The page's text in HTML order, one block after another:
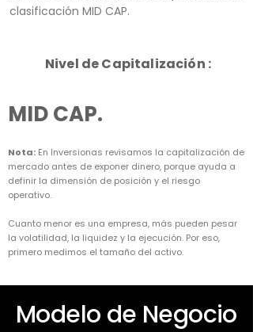
clasificación MID CAP.
Nivel de Capitalización :
MID CAP.
Nota: En Inversionas revisamos la capitalización de
mercado antes de exponer dinero, porque ayuda a
definir la dimensión de posición y el riesgo
operativo.
Cuanto menor es una empresa, más pueden pesar
la volatilidad, la liquidez y la ejecución. Por eso,
primero medimos el tamaño del activo.
Modelo de Negocio